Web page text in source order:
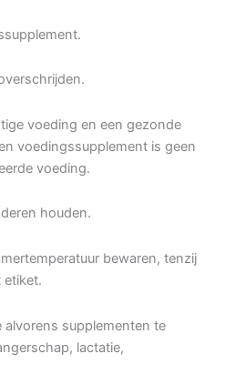
voeding en een gezonde
voedingssupplement is geen
voeding.
houden.
bewaren, tenzij
etiket.
alvorens supplementen te
lactatie,